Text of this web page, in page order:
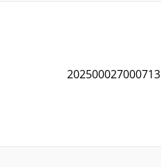
202500027000713